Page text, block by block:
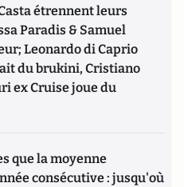
étrennent leurs
Paradis & Samuel
Leonardo di Caprio
du brukini, Cristiano
ex Cruise joue du
que la moyenne
consécutive : jusqu'où